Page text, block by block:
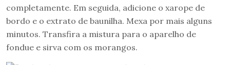
completamente. Em seguida, adicione o xarope de
bordo e o extrato de baunilha. Mexa por mais alguns
minutos. Transfira a mistura para o aparelho de
fondue e sirva com os morangos.